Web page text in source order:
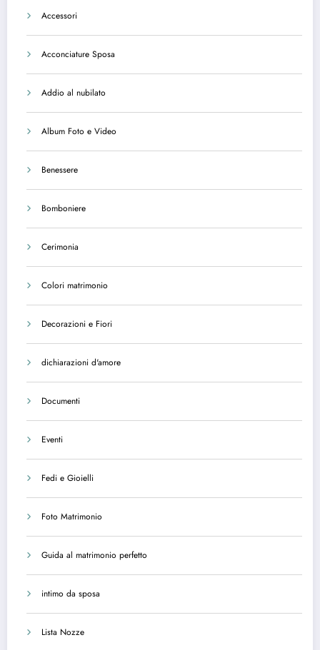
Accessori
Acconciature Sposa
Addio al nubilato
Album Foto e Video
Benessere
Bomboniere
Cerimonia
Colori matrimonio
Decorazioni e Fiori
dichiarazioni d'amore
Documenti
Eventi
Fedi e Gioielli
Foto Matrimonio
Guida al matrimonio perfetto
intimo da sposa
Lista Nozze